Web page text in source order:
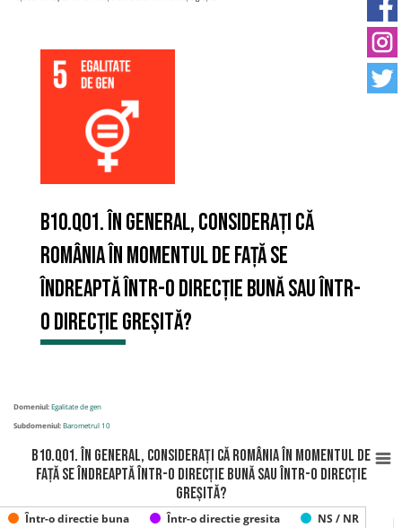
B10.Q01. În general, considerați că
România în momentul de față se
îndreaptă într-o direcție bună sau într-
o direcție greșită?
Domeniul:Egalitate de gen
Subdomeniul:Barometrul 10
B10.Q01. În general, considerați că România în momentul de
față se îndreaptă într-o direcție bună sau într-o direcție
greșită?
Într-o directie buna Într-o directie gresita NS / NR